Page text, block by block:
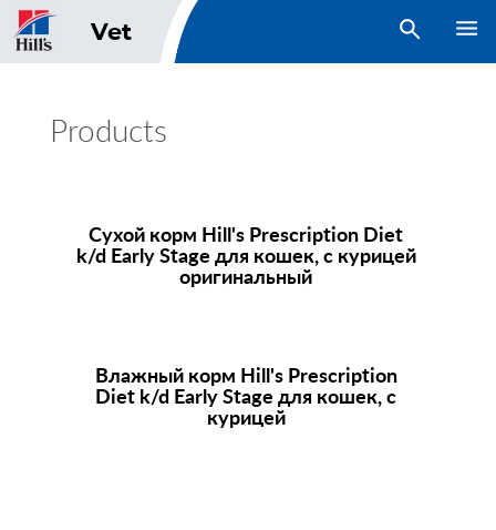
Vet open search
Products
Сухой корм Hill's Prescription Diet
k/d Early Stage для кошек, с курицей
оригинальный
Влажный корм Hill's Prescription
Diet k/d Early Stage для кошек, с
курицей